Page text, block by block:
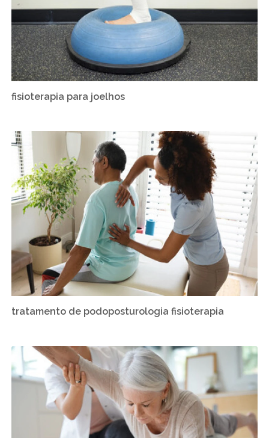
fisioterapia para joelhos
tratamento de podoposturologia fisioterapia